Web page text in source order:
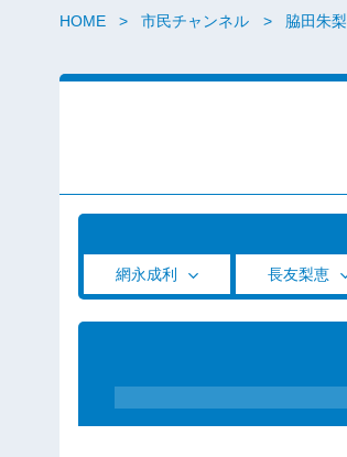
HOME 市民チャンネル 脇田朱梨
網永成利 長友梨恵